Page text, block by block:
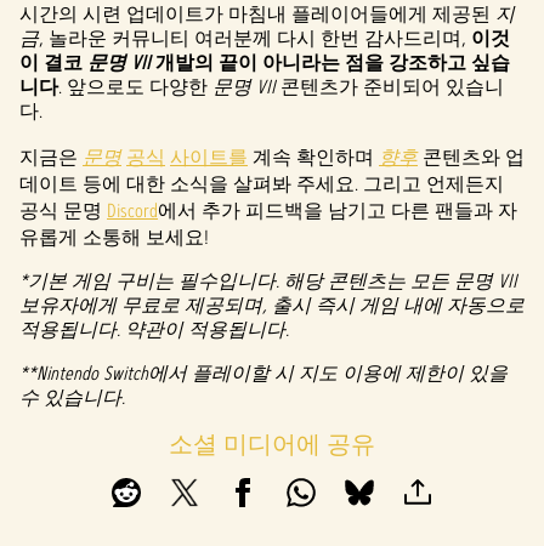
시간의 시련 업데이트가 마침내 플레이어들에게 제공된 지
금, 놀라운 커뮤니티 여러분께 다시 한번 감사드리며, 이것
이 결코 문명 VII개발의 끝이 아니라는 점을 강조하고 싶습
니다. 앞으로도 다양한 문명 VII콘텐츠가 준비되어 있습니
다.
지금은 문명 공식 사이트를 계속 확인하며 향후콘텐츠와 업
데이트 등에 대한 소식을 살펴봐 주세요. 그리고 언제든지
공식 문명 Discord에서 추가 피드백을 남기고 다른 팬들과 자
유롭게 소통해 보세요!
*기본 게임 구비는 필수입니다. 해당 콘텐츠는 모든 문명 VII
보유자에게 무료로 제공되며, 출시 즉시 게임 내에 자동으로
적용됩니다. 약관이 적용됩니다.
**Nintendo Switch에서 플레이할 시 지도 이용에 제한이 있을
수 있습니다.
소셜 미디어에 공유